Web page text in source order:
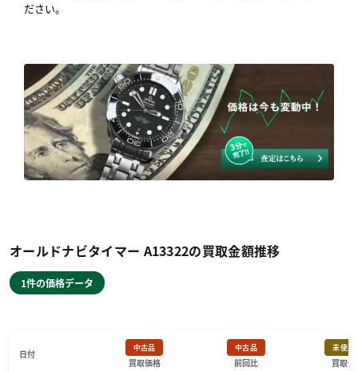
ださい。
オールドナビタイマー A13322の買取金額推移
1件の価格データ
日付
中古品
買取価格
中古品
前回比
未使用
買取価